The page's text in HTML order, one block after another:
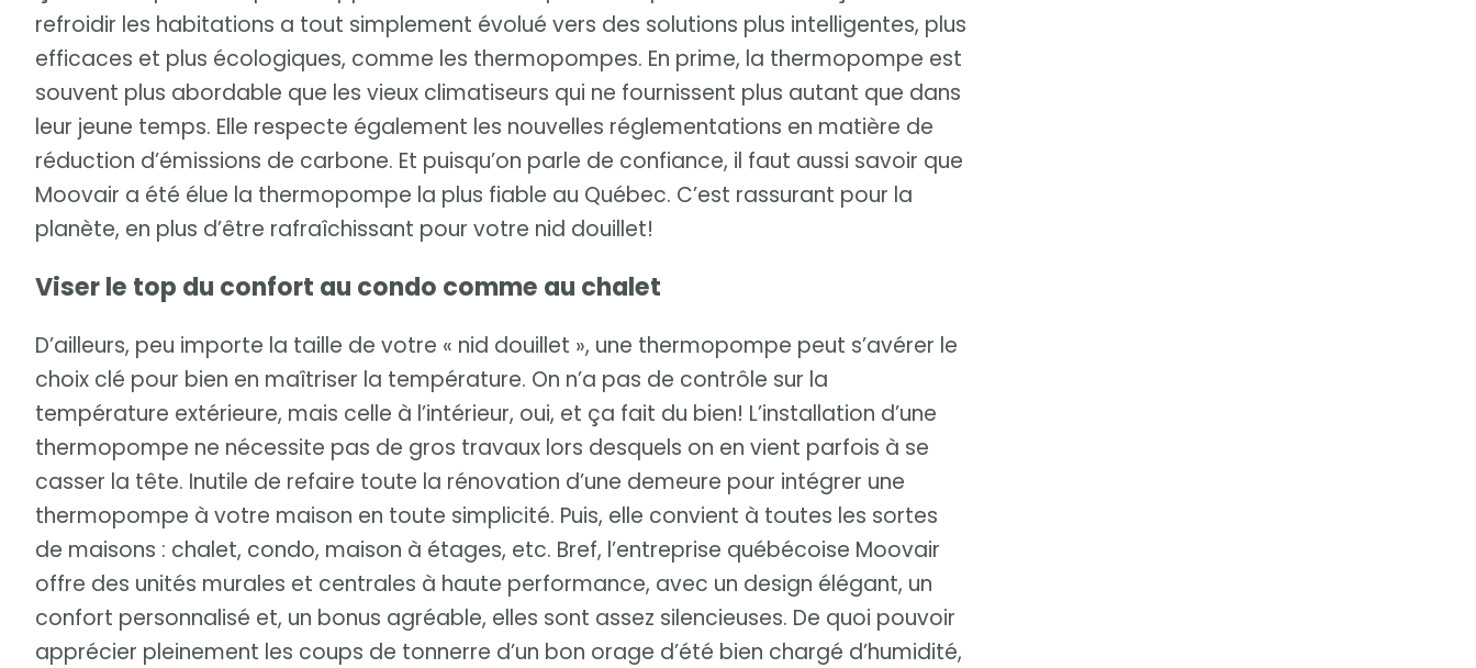
refroidir les habitations a tout simplement évolué vers des solutions plus intelligentes, plus
efficaces et plus écologiques, comme les thermopompes. En prime, la thermopompe est
souvent plus abordable que les vieux climatiseurs qui ne fournissent plus autant que dans
leur jeune temps. Elle respecte également les nouvelles réglementations en matière de
réduction d’émissions de carbone. Et puisqu’on parle de confiance, il faut aussi savoir que
Moovair a été élue la thermopompe la plus fiable au Québec. C’est rassurant pour la
planète, en plus d’être rafraîchissant pour votre nid douillet!
Viser le top du confort au condo comme au chalet
D’ailleurs, peu importe la taille de votre « nid douillet », une thermopompe peut s’avérer le
choix clé pour bien en maîtriser la température. On n’a pas de contrôle sur la
température extérieure, mais celle à l’intérieur, oui, et ça fait du bien! L’installation d’une
thermopompe ne nécessite pas de gros travaux lors desquels on en vient parfois à se
casser la tête. Inutile de refaire toute la rénovation d’une demeure pour intégrer une
thermopompe à votre maison en toute simplicité. Puis, elle convient à toutes les sortes
de maisons : chalet, condo, maison à étages, etc. Bref, l’entreprise québécoise Moovair
offre des unités murales et centrales à haute performance, avec un design élégant, un
confort personnalisé et, un bonus agréable, elles sont assez silencieuses. De quoi pouvoir
apprécier pleinement les coups de tonnerre d’un bon orage d’été bien chargé d’humidité,